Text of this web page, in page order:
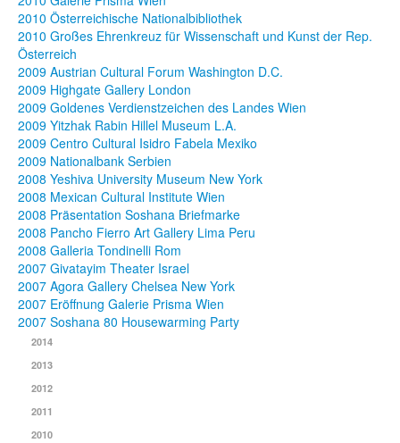
2010 Österreichische Nationalbibliothek
2010 Großes Ehrenkreuz für Wissenschaft und Kunst der Rep.
Österreich
2009 Austrian Cultural Forum Washington D.C.
2009 Highgate Gallery London
2009 Goldenes Verdienstzeichen des Landes Wien
2009 Yitzhak Rabin Hillel Museum L.A.
2009 Centro Cultural Isidro Fabela Mexiko
2009 Nationalbank Serbien
2008 Yeshiva University Museum New York
2008 Mexican Cultural Institute Wien
2008 Präsentation Soshana Briefmarke
2008 Pancho Fierro Art Gallery Lima Peru
2008 Galleria Tondinelli Rom
2007 Givatayim Theater Israel
2007 Agora Gallery Chelsea New York
2007 Eröffnung Galerie Prisma Wien
2007 Soshana 80 Housewarming Party
2014
2013
2012
2011
2010